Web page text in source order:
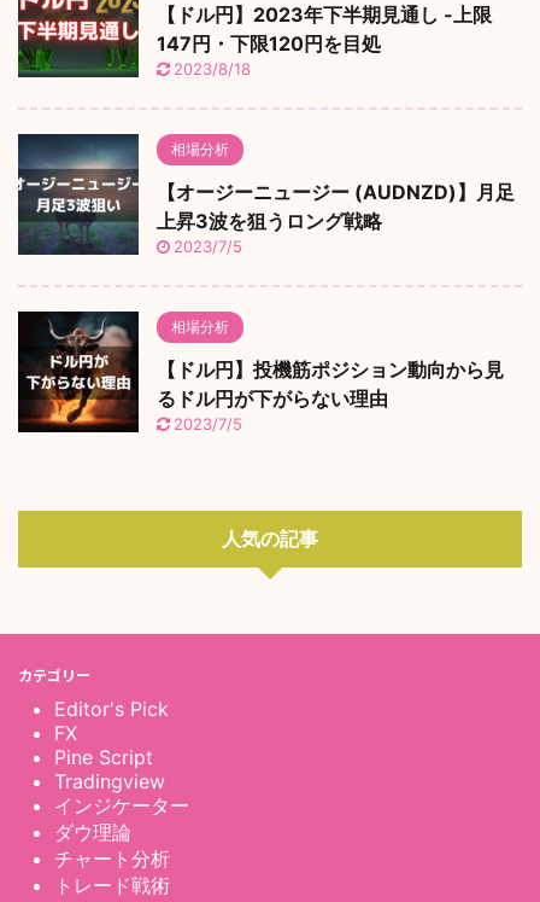
【ドル円】2023年下半期見通し -上限
147円・下限120円を目処
2023/8/18
相場分析
【オージーニュージー (AUDNZD)】月足
上昇3波を狙うロング戦略
2023/7/5
相場分析
【ドル円】投機筋ポジション動向から見
るドル円が下がらない理由
2023/7/5
人気の記事
カテゴリー
Editor's Pick
FX
Pine Script
Tradingview
インジケーター
ダウ理論
チャート分析
トレード戦術